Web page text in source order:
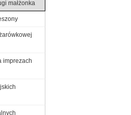
małżonka
imprezach